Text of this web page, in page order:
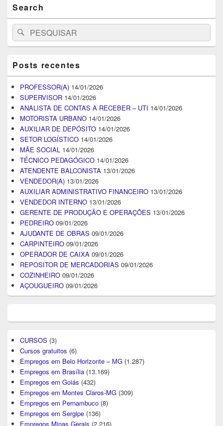
Search
Search
for:
Pesquisar
Posts recentes
PROFESSOR(A) 14/01/2026
SUPERVISOR 14/01/2026
ANALISTA DE CONTAS A RECEBER – UTI 14/01/2026
MOTORISTA URBANO 14/01/2026
AUXILIAR DE DEPÓSITO 14/01/2026
SETOR LOGÍSTICO 14/01/2026
MÃE SOCIAL 14/01/2026
TÉCNICO PEDAGÓGICO 14/01/2026
ATENDENTE BALCONISTA 13/01/2026
VENDEDOR(A) 13/01/2026
AUXILIAR ADMINISTRATIVO FINANCEIRO 13/01/2026
VENDEDOR INTERNO 13/01/2026
GERENTE DE PRODUÇÃO E OPERAÇÕES 13/01/2026
PEDREIRO 09/01/2026
AJUDANTE DE OBRAS 09/01/2026
CARPINTEIRO 09/01/2026
OPERADOR DE CAIXA 09/01/2026
REPOSITOR DE MERCADORIAS 09/01/2026
COZINHEIRO 09/01/2026
AÇOUGUEIRO 09/01/2026
CURSOS (3)
Cursos gratuitos (6)
Empregos em Belo Horizonte – MG (1.287)
Empregos em Brasília (13.169)
Empregos em Goiás (432)
Empregos em Montes Claros-MG (309)
Empregos em Pernambuco (8)
Empregos em Sergipe (136)
Empregos Minas Gerais (2.216)